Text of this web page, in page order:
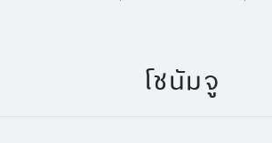
โชนัมจู